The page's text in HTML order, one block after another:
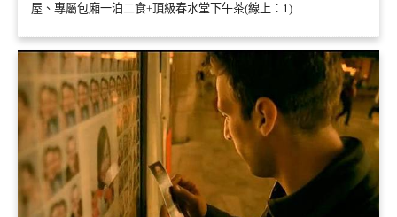
屋、專屬包廂一泊二食+頂級春水堂下午茶(線上：1)